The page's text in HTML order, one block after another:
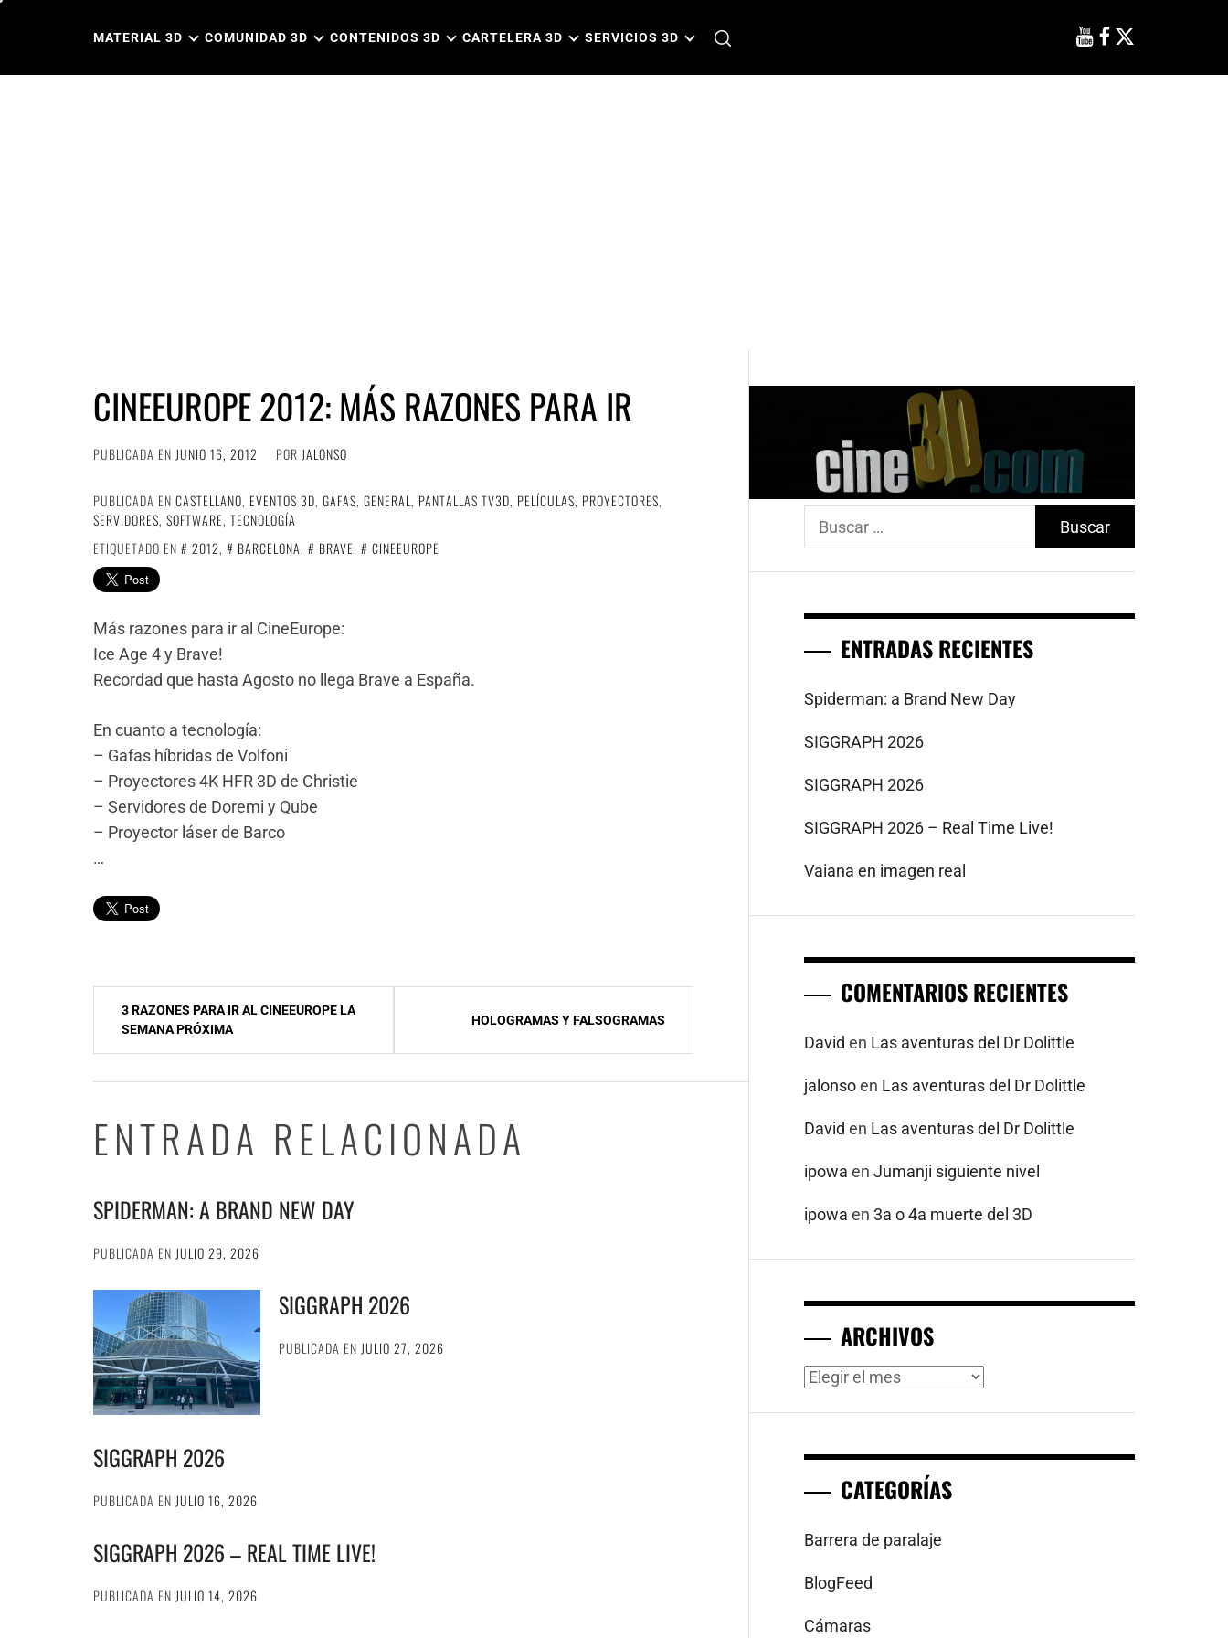
MATERIAL 3D COMUNIDAD 3D CONTENIDOS 3D CARTELERA 3D SERVICIOS 3D
CINEEUROPE 2012: MÁS RAZONES PARA IR
PUBLICADA EN JUNIO 16, 2012 POR JALONSO
PUBLICADA EN CASTELLANO, EVENTOS 3D, GAFAS, GENERAL, PANTALLAS TV3D, PELÍCULAS, PROYECTORES,
SERVIDORES, SOFTWARE, TECNOLOGÍA
ETIQUETADO EN
2012, BARCELONA, BRAVE, CINEEUROPE
Más razones para ir al CineEurope:
Ice Age 4 y Brave!
Recordad que hasta Agosto no llega Brave a España.
En cuanto a tecnología:
– Gafas híbridas de Volfoni
– Proyectores 4K HFR 3D de Christie
– Servidores de Doremi y Qube
– Proyector láser de Barco
…
Navegación
entradas
3 RAZONES PARA IR AL CINEEUROPE LA
SEMANA PRÓXIMA
HOLOGRAMAS Y FALSOGRAMAS
ENTRADA RELACIONADA
SPIDERMAN: A BRAND NEW DAY
PUBLICADA EN JULIO 29, 2026
SIGGRAPH 2026
PUBLICADA EN JULIO 27, 2026
SIGGRAPH 2026
PUBLICADA EN JULIO 16, 2026
SIGGRAPH 2026 – REAL TIME LIVE!
PUBLICADA EN JULIO 14, 2026
Buscar:
ENTRADAS RECIENTES
Spiderman: a Brand New Day
SIGGRAPH 2026
SIGGRAPH 2026
SIGGRAPH 2026 – Real Time Live!
Vaiana en imagen real
COMENTARIOS RECIENTES
David en Las aventuras del Dr Dolittle
jalonsoen Las aventuras del Dr Dolittle
David en Las aventuras del Dr Dolittle
ipowa enJumanji siguiente nivel
ipowa en3a o 4a muerte del 3D
ARCHIVOS
Archivos
CATEGORÍAS
Barrera de paralaje
BlogFeed
Cámaras